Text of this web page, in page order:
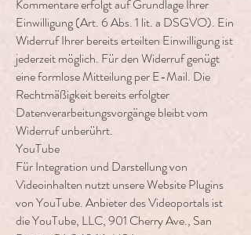
Kommentare erfolgt auf Grundlage Ihrer
Einwilligung (Art. 6 Abs. 1 lit. a DSGVO). Ein
Widerruf Ihrer bereits erteilten Einwilligung ist
jederzeit möglich. Für den Widerruf genügt
eine formlose Mitteilung per E-Mail. Die
Rechtmäßigkeit bereits erfolgter
Datenverarbeitungsvorgänge bleibt vom
Widerruf unberührt.
YouTube
Für Integration und Darstellung von
Videoinhalten nutzt unsere Website Plugins
von YouTube. Anbieter des Videoportals ist
die YouTube, LLC, 901 Cherry Ave., San